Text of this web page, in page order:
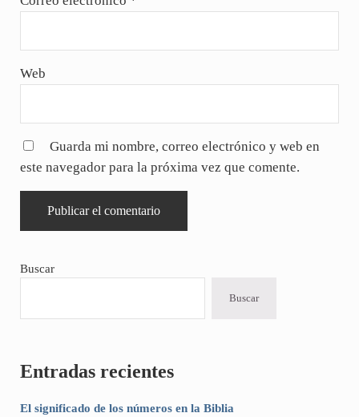
Web
Guarda mi nombre, correo electrónico y web en
este navegador para la próxima vez que comente.
Sidebar
Buscar
Buscar
Entradas recientes
El significado de los números en la Biblia